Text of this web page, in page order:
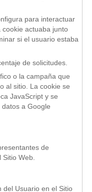
para interactuar
actuaba junto
si el usuario estaba
de solicitudes.
o la campaña que
al sitio. La cookie se
JavaScript y se
a Google
de
Web.
del Usuario en el Sitio